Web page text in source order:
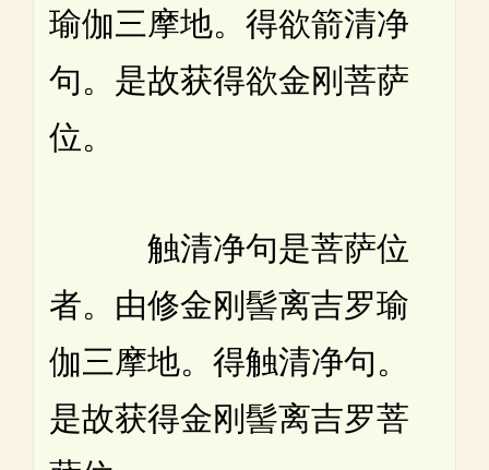
瑜伽三摩地。得欲箭清净
句。是故获得欲金刚菩萨
位。
触清净句是菩萨位
者。由修金刚髻离吉罗瑜
伽三摩地。得触清净句。
是故获得金刚髻离吉罗菩